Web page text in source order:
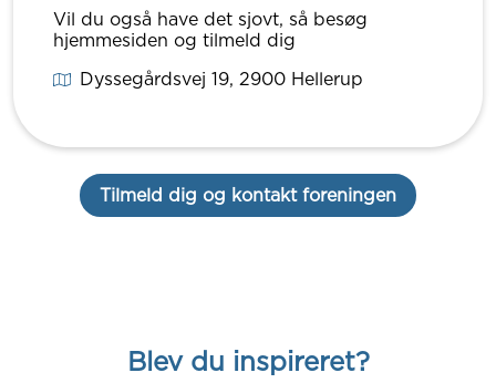
Vil du også have det sjovt, så besøg
hjemmesiden og tilmeld dig
Dyssegårdsvej 19, 2900Hellerup
Tilmeld dig og kontakt foreningen
Blev du inspireret?